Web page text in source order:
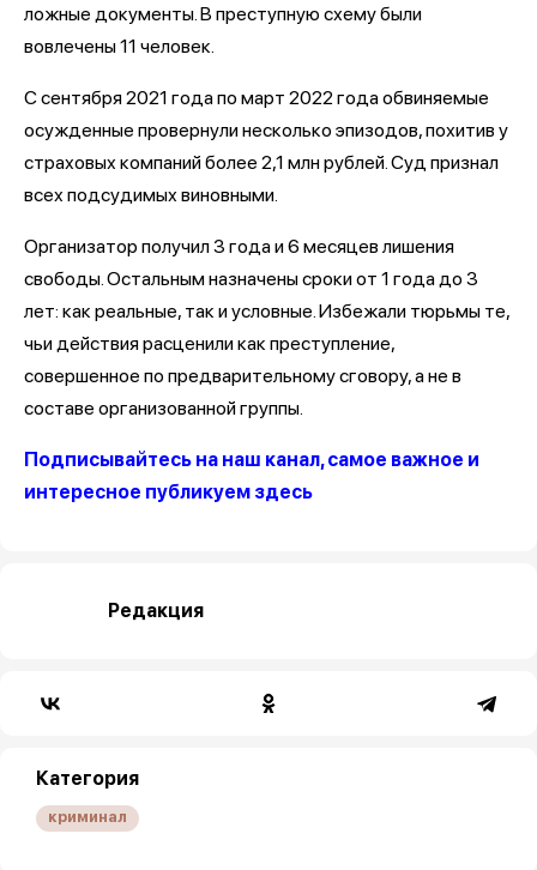
ложные документы. В преступную схему были
вовлечены 11 человек.
С сентября 2021 года по март 2022 года обвиняемые
осужденные провернули несколько эпизодов, похитив у
страховых компаний более 2,1 млн рублей. Суд признал
всех подсудимых виновными.
Организатор получил 3 года и 6 месяцев лишения
свободы. Остальным назначены сроки от 1 года до 3
лет: как реальные, так и условные. Избежали тюрьмы те,
чьи действия расценили как преступление,
совершенное по предварительному сговору, а не в
составе организованной группы.
Подписывайтесь на наш канал, самое важное и
интересное публикуем здесь
Редакция
Категория
криминал